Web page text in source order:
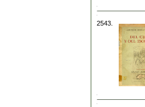
2543.